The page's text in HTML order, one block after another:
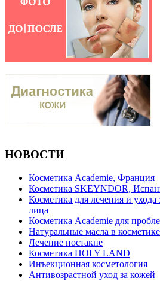
НОВОСТИ
Косметика Academie, Франция
Косметика SKEYNDOR,
Косметика для лечения и
лица
Косметика Academie для
Натуральные масла в косметике
Лечение постакне
Косметика HOLY LAND
Инъекционная косметология
Антивозрастной уход за кожей